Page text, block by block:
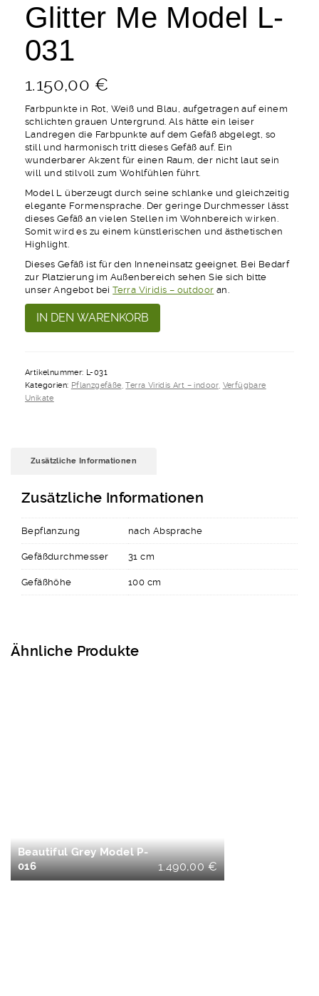
Glitter Me Model L-
031
1.150,00 €
Farbpunkte in Rot, Weiß und Blau, aufgetragen auf einem
schlichten grauen Untergrund. Als hätte ein leiser
Landregen die Farbpunkte auf dem Gefäß abgelegt, so
still und harmonisch tritt dieses Gefäß auf. Ein
wunderbarer Akzent für einen Raum, der nicht laut sein
will und stilvoll zum Wohlfühlen führt.
Model L überzeugt durch seine schlanke und gleichzeitig
elegante Formensprache. Der geringe Durchmesser lässt
dieses Gefäß an vielen Stellen im Wohnbereich wirken.
Somit wird es zu einem künstlerischen und ästhetischen
Highlight.
Dieses Gefäß ist für den Inneneinsatz geeignet. Bei Bedarf
zur Platzierung im Außenbereich sehen Sie sich bitte
unser Angebot beiTerra Viridis – outdoor an.
Glitter
Me
Model
Menge
IN DEN WARENKORB
Artikelnummer: L-031
Kategorien: Pflanzgefäße ,Terra Viridis Art – indoor, Verfügbare
Unikate
Zusätzliche Informationen
Zusätzliche Informationen
Bepflanzung nach Absprache
Gefäßdurchmesser 31 cm
Gefäßhöhe 100 cm
Ähnliche Produkte
Beautiful Grey Model P-
016
1.490,00€